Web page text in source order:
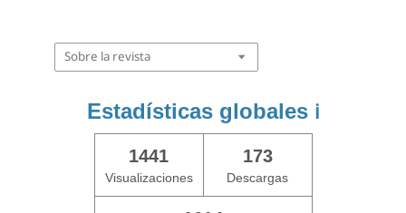
Sobre la revista
Estadísticas globales ℹ️
1441
Visualizaciones
173
Descargas